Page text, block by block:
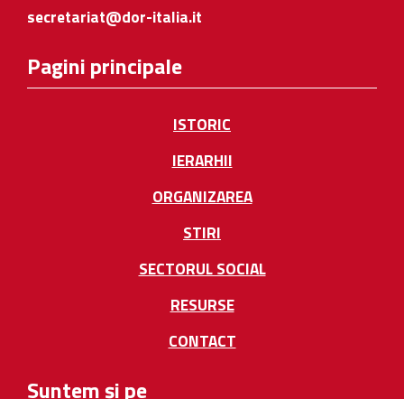
secretariat@dor-italia.it
Pagini principale
ISTORIC
IERARHII
ORGANIZAREA
STIRI
SECTORUL SOCIAL
RESURSE
CONTACT
Suntem și pe